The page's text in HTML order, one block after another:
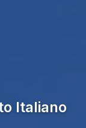
Italiano